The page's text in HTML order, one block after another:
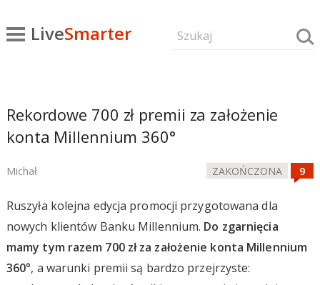
LiveSmarter
Rekordowe 700 zł premii za założenie
konta Millennium 360°
Michał ZAKOŃCZONA
Ruszyła kolejna edycja promocji przygotowana dla
nowych klientów Banku Millennium. Do zgarnięcia
mamy tym razem 700 zł za założenie konta Millennium
360°, a warunki premii są bardzo przejrzyste: